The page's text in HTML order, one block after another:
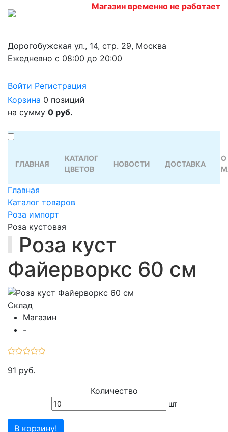
Магазин временно не работает
Дорогобужская ул., 14, стр. 29, Москва
Ежедневно с 08:00 до 20:00
Войти Регистрация
Корзина 0 позиций
на сумму 0 руб.
ГЛАВНАЯ
КАТАЛОГ
ЦВЕТОВ
НОВОСТИ ДОСТАВКА
О
Главная
Каталог товаров
Роза импорт
Роза кустовая
Роза куст
Файерворкс 60 см
Склад
Магазин
-
91 руб.
Количество
шт
В корзину!